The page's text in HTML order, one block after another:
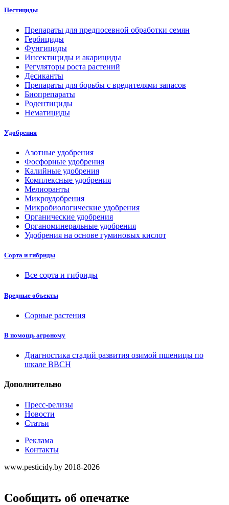
Пестициды
Препараты для предпосевной обработки семян
Гербициды
Фунгициды
Инсектициды и акарициды
Регуляторы роста растений
Десиканты
Препараты для борьбы с вредителями запасов
Биопрепараты
Родентициды
Нематициды
Удобрения
Азотные удобрения
Фосфорные удобрения
Калийные удобрения
Комплексные удобрения
Мелиоранты
Микроудобрения
Микробиологические удобрения
Органические удобрения
Органоминеральные удобрения
Удобрения на основе гуминовых кислот
Сорта и гибриды
Все сорта и гибриды
Вредные объекты
Сорные растения
В помощь агроному
Диагностика стадий развития озимой пшеницы по
шкале ВВСН
Дополнительно
Пресс-релизы
Новости
Статьи
Реклама
Контакты
www.pesticidy.by 2018-2026
Сообщить об опечатке